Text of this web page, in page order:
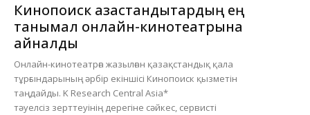
Кинопоиск қазақстандықтардың ең
танымал онлайн-кинотеатрына
айналды
Онлайн-кинотеатрға жазылған қазақстандық қала
тұрғындарының әрбір екіншісі Кинопоиск қызметін
таңдайды. K Research Central Asia*
тәуелсіз зерттеуінің дерегіне сәйкес, сервисті